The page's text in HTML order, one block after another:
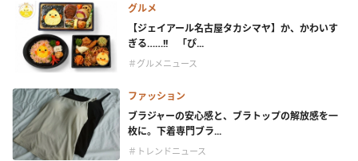
グルメ
【ジェイアール名古屋タカシマヤ】か、かわいす
ぎる……!! 「ぴ...
＃グルメニュース
ファッション
ブラジャーの安心感と、ブラトップの解放感を一
枚に。下着専門ブラ...
＃トレンドニュース